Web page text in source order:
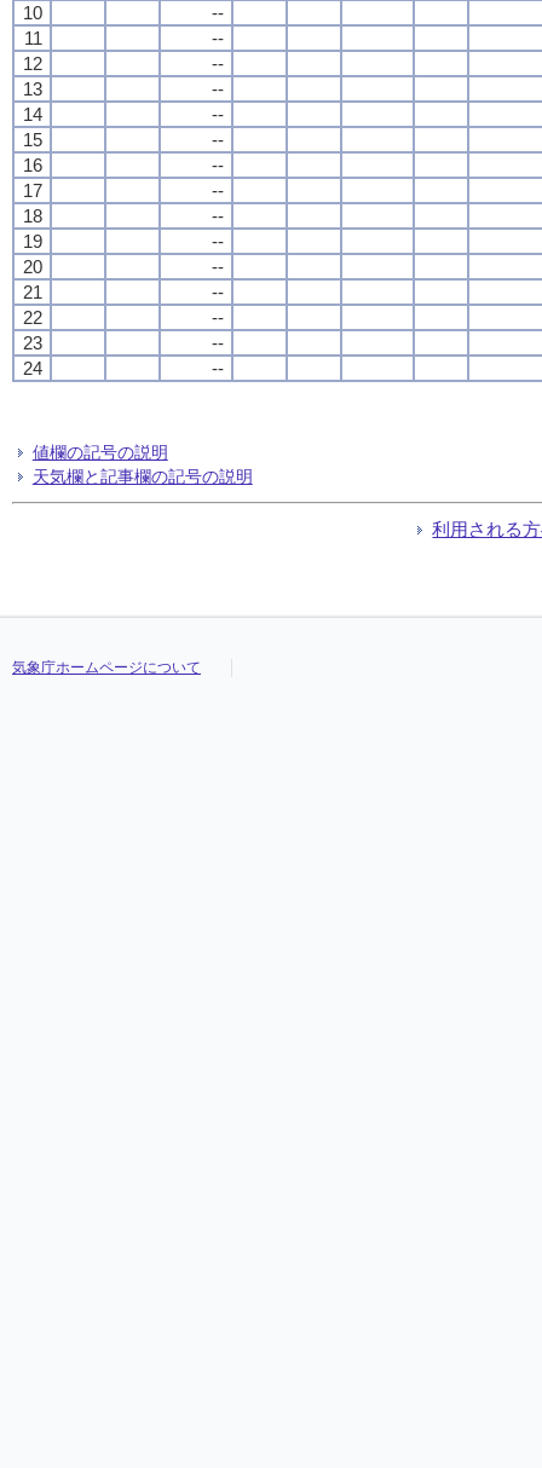
10
--
11
--
12
--
13
--
14
--
15
--
16
--
17
--
18
--
19
--
20
--
21
--
22
--
23
--
24
--
値欄の記号の説明
天気欄と記事欄の記号の説明
利用される
気象庁ホームページについて